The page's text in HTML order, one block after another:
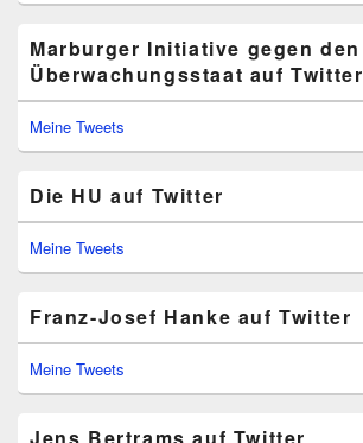
Marburger Initiative gegen den
Überwachungsstaat auf Twitter
Meine Tweets
Die HU auf Twitter
Meine Tweets
Franz-Josef Hanke auf Twitter
Meine Tweets